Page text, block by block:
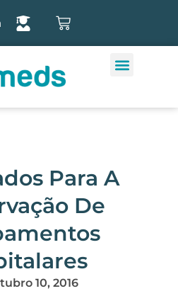
Para A
De
10, 2016